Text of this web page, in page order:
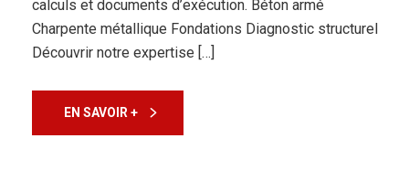
calculs et documents d’exécution. Béton armé
Charpente métallique Fondations Diagnostic structurel
Découvrir notre expertise […]
EN SAVOIR +